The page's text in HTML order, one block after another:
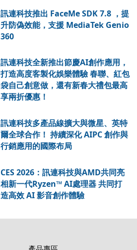
訊連科技推出 FaceMe SDK 7.8 ，提
升防偽效能，支援 MediaTek Genio
360
訊連科技全新推出節慶AI創作應用，
打造高度客製化娛樂體驗 春聯、紅包
袋自己創意做，還有新春大禮包最高
享兩折優惠！
訊連科技多產品線擴大與微星、英特
爾全球合作！ 持續深化 AIPC 創作與
行銷應用的國際布局
CES 2026：訊連科技與AMD共同亮
相新一代Ryzen™ AI處理器 共同打
造高效 AI 影音創作體驗